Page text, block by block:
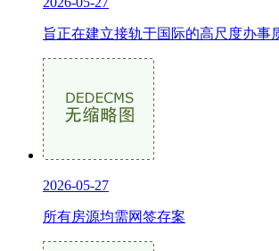
旨正在建立接轨于国际的高尺度办事
2026-05-27
所有房源均需网签存案